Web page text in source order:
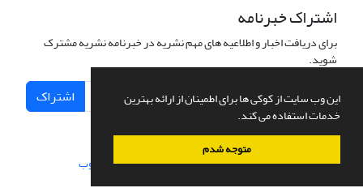
این وب سایت از کوکی ها برای اطمینان از ارائه بهترین
خدمات استفاده می کند.
متوجه شدم
اشتراک خبرنامه
برای دریافت اخبار و اطلاعیه های مهم نشریه در خبرنامه نشریه مشترک
شوید.
اشتراک
سامانه مدیریت نشریات علمی.طراحی و پیاده سازی از سیناوب